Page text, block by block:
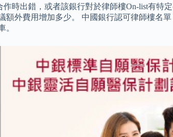
時出錯，或者該銀行對於律師樓On-list有
外費用增加多少。 中國銀行認可律師樓名
。